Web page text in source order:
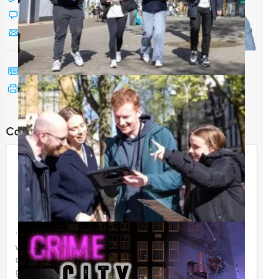
Chat met Jeroen
Stuur ons een mailtje
Bel mij terug
Bekijk printbare versie
Combineer dit uitje met:
Escape City Diner Heerlen
Vanaf€ 64,50 p.p. excl. BTW
Vanaf 12 personen ‐ 4 uur en 30 minuten
‘s-Avonds nog even een thriller beleven samen met
vrienden of collega’s in een gezellige stad in Nederland
of België? Beleef het spannendste en gezelligste
groepsuitje ...